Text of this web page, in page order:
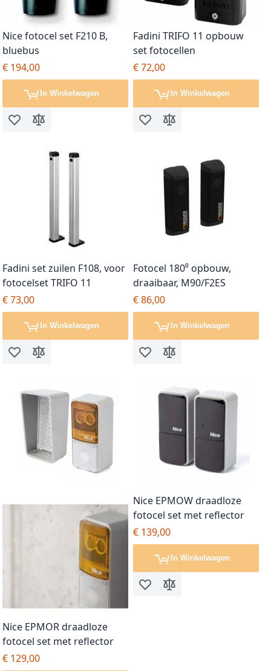
Nice fotocel set F210 B,
bluebus
€ 194,00
In Winkelwagen
Voeg toe aan verlanglijst
Toevoegen om te vergelijken
Fadini TRIFO 11 opbouw
set fotocellen
€ 72,00
In Winkelwagen
Voeg toe aan verlanglijst
Toevoegen om te
Fadini set zuilen F108, voor
fotocelset TRIFO 11
€ 73,00
In Winkelwagen
Voeg toe aan verlanglijst
Toevoegen om te vergelijken
Fotocel 180⁰ opbouw,
draaibaar, M90/F2ES
€ 86,00
In Winkelwagen
Voeg toe aan verlanglijst
Toevoegen om te
Nice EPMOR draadloze
fotocel set met reflector
€ 129,00
Nice EPMOW draadloze
fotocel set met reflector
€ 139,00
In Winkelwagen
Voeg toe aan verlanglijst
Toevoegen om te